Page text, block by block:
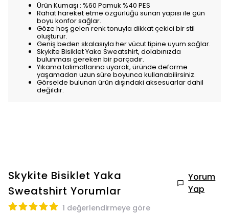
Ürün Kumaşı : %60 Pamuk %40 PES
Rahat hareket etme özgürlüğü sunan yapısı ile gün
boyu konfor sağlar.
Göze hoş gelen renk tonuyla dikkat çekici bir stil
oluşturur.
Geniş beden skalasıyla her vücut tipine uyum sağlar.
Skykite Bisiklet Yaka Sweatshirt, dolabınızda
bulunması gereken bir parçadır.
Yıkama talimatlarına uyarak, üründe deforme
yaşamadan uzun süre boyunca kullanabilirsiniz.
Görselde bulunan ürün dışındaki aksesuarlar dahil
değildir.
Skykite Bisiklet Yaka
Sweatshirt Yorumlar
Yorum
Yap
1 değerlendirmeye göre